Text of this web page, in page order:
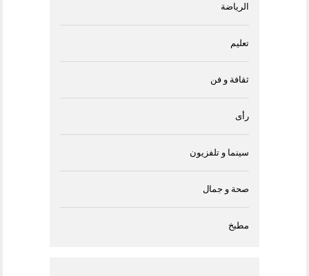
الرياضة
تعليم
ثقافة و فن
رأى
سينما و تلفزيون
صحة و جمال
مطبخ